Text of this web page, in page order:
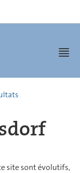
site sont évolutifs,